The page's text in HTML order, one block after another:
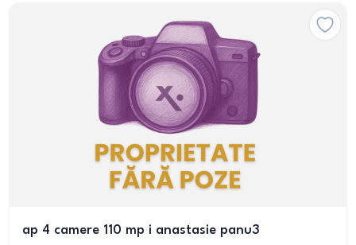
ap 4 camere 110 mp i anastasie panu3